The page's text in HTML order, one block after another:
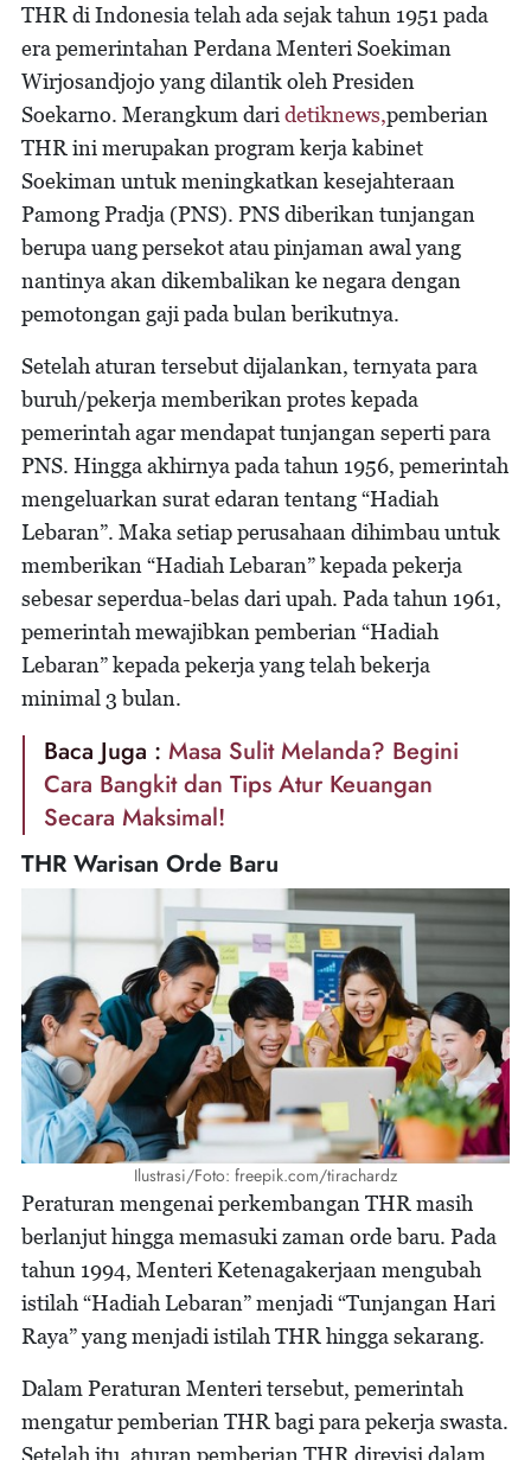
THR di Indonesia telah ada sejak tahun 1951 pada
era pemerintahan Perdana Menteri Soekiman
Wirjosandjojo yang dilantik oleh Presiden
Soekarno. Merangkum dari detiknews,pemberian
THR ini merupakan program kerja kabinet
Soekiman untuk meningkatkan kesejahteraan
Pamong Pradja (PNS). PNS diberikan tunjangan
berupa uang persekot atau pinjaman awal yang
nantinya akan dikembalikan ke negara dengan
pemotongan gaji pada bulan berikutnya.
Setelah aturan tersebut dijalankan, ternyata para
buruh/pekerja memberikan protes kepada
pemerintah agar mendapat tunjangan seperti para
PNS. Hingga akhirnya pada tahun 1956, pemerintah
mengeluarkan surat edaran tentang “Hadiah
Lebaran”. Maka setiap perusahaan dihimbau untuk
memberikan “Hadiah Lebaran” kepada pekerja
sebesar seperdua-belas dari upah. Pada tahun 1961,
pemerintah mewajibkan pemberian “Hadiah
Lebaran” kepada pekerja yang telah bekerja
minimal 3 bulan.
Baca Juga : Masa Sulit Melanda? Begini
Cara Bangkit dan Tips Atur Keuangan
Secara Maksimal!
THR Warisan Orde Baru
Ilustrasi/Foto: freepik.com/tirachardz
Peraturan mengenai perkembangan THR masih
berlanjut hingga memasuki zaman orde baru. Pada
tahun 1994, Menteri Ketenagakerjaan mengubah
istilah “Hadiah Lebaran” menjadi “Tunjangan Hari
Raya” yang menjadi istilah THR hingga sekarang.
Dalam Peraturan Menteri tersebut, pemerintah
mengatur pemberian THR bagi para pekerja swasta.
Setelah itu, aturan pemberian THR direvisi dalam